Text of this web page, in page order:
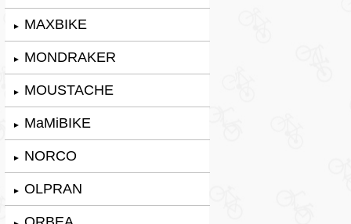
► MAXBIKE
► MONDRAKER
► MOUSTACHE
► MaMiBIKE
► NORCO
► OLPRAN